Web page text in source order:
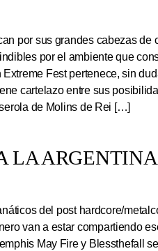
por sus grandes cabezas de
por el ambiente que
Fest pertenece, sin
cartelazo entre sus
de Molins de Rei […]
LA
del post hardcore/
van a estar compartiendo
May Fire y Blessthefall